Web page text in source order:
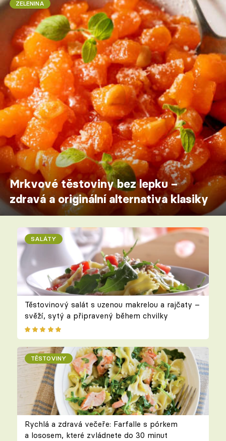
ZELENINA
Mrkvové těstoviny bez lepku –
zdravá a originální alternativa klasiky
SALÁTY
Těstovinový salát s uzenou makrelou a rajčaty –
svěží, sytý a připravený během chvilky
TĚSTOVINY
Rychlá a zdravá večeře: Farfalle s pórkem
a lososem, které zvládnete do 30 minut